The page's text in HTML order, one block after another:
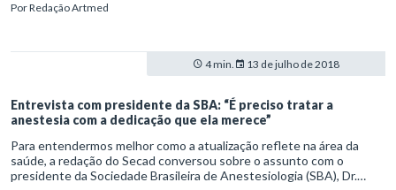
Anestesiologia (Cepe-A).
PorRedação Artmed
4 min. 13 de julho de 2018
Entrevista com presidente da SBA: “É preciso tratar a
anestesia com a dedicação que ela merece”
Para entendermos melhor como a atualização reflete na área da
saúde, a redação do Secad conversou sobre o assunto com o
presidente da Sociedade Brasileira de Anestesiologia (SBA), Dr.